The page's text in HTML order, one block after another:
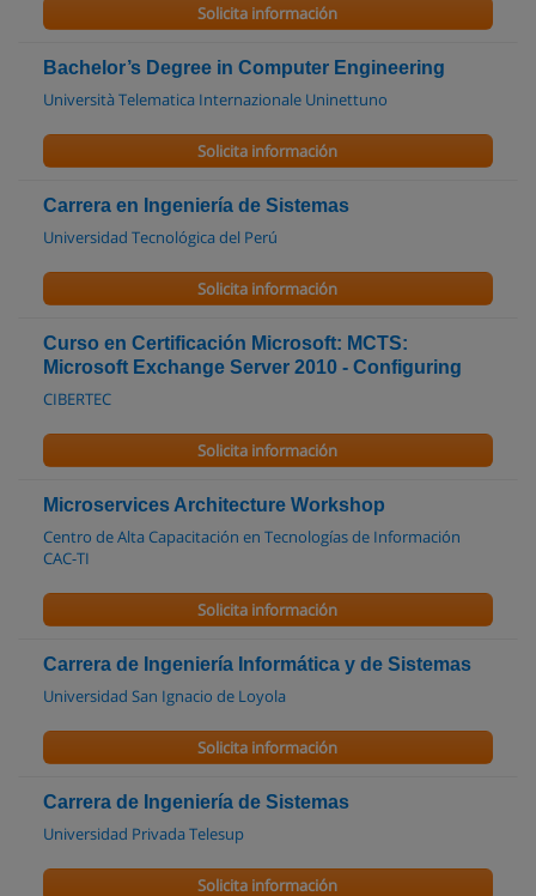
Solicita información
Bachelor’s Degree in Computer Engineering
Università Telematica Internazionale Uninettuno
Solicita información
Carrera en Ingeniería de Sistemas
Universidad Tecnológica del Perú
Solicita información
Curso en Certificación Microsoft: MCTS:
Microsoft Exchange Server 2010 - Configuring
CIBERTEC
Solicita información
Microservices Architecture Workshop
Centro de Alta Capacitación en Tecnologías de Información
CAC-TI
Solicita información
Carrera de Ingeniería Informática y de Sistemas
Universidad San Ignacio de Loyola
Solicita información
Carrera de Ingeniería de Sistemas
Universidad Privada Telesup
Solicita información